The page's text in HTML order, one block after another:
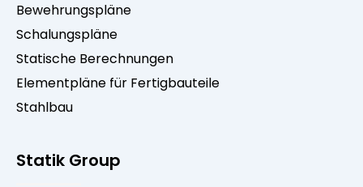
Bewehrungspläne
Schalungspläne
Statische Berechnungen
Elementpläne für Fertigbauteile
Stahlbau
Statik Group